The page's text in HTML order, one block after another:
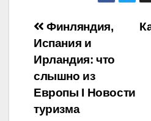
Навигация
по
записям
Финляндия,
Испания и
Ирландия: что
слышно из
Европы Ӏ Новости
туризма